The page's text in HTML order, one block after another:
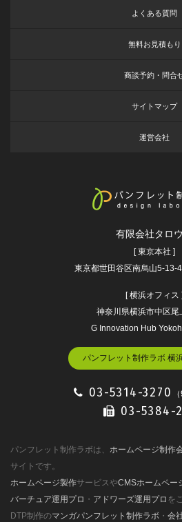
よくある質問
無料お見積もり
商談予約・問合
サイトマップ
運営会社
有限会社タロ
[ 東京本社 ]
東京都世田谷区南烏山5-13-
[ 横浜オフィス
神奈川県横浜市中区尾
G Innovation Hub
パンフレット制作ラボ 横
03-5314-3270
03-5384-
パンフレット制作ラボは、 ホームページ制作
サイトです。
ホームページ製作サービスやCMSホームペー
バーチュア運用プロ ・ アドワーズ運用プロ を
DTP制作のマンガパンフレット制作ラボ ・ 会